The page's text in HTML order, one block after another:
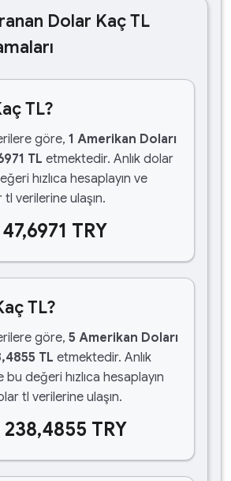
Dolar Kaç TL
TL?
göre, 1 Amerikan Doları
TL etmektedir. Anlık dolar
hızlıca hesaplayın ve
verilerine ulaşın.
TRY
TL?
göre, 5 Amerikan Doları
TL etmektedir. Anlık
değeri hızlıca hesaplayın
tl verilerine ulaşın.
238,4855 TRY